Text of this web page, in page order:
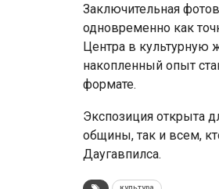
Заключительная
одновременно как
Центра в культурную
накопленный опыт
формате.
Экспозиция открыта
общины, так и всем,
Даугавпилса.